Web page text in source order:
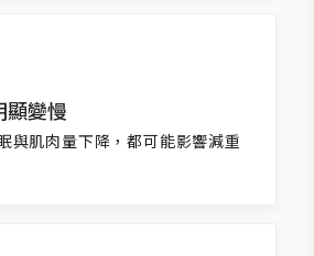
顯變慢
與肌肉量下降，都可能影響減重